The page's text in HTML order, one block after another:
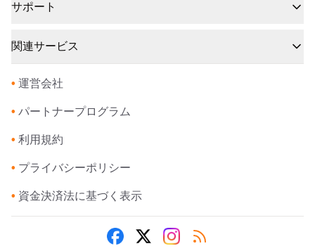
サポート
関連サービス
• 運営会社
• パートナープログラム
• 利用規約
• プライバシーポリシー
• 資金決済法に基づく表示